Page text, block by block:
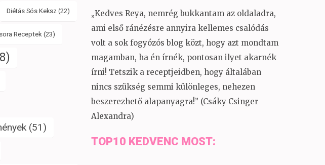
Diétás Sós Keksz (22)
Receptek (23)
(51)
„Kedves Reya, nemrég bukkantam az oldaladra,
ami első ránézésre annyira kellemes csalódás
volt a sok fogyózós blog közt, hogy azt mondtam
magamban, ha én írnék, pontosan ilyet akarnék
írni! Tetszik a receptjeidben, hogy általában
nincs szükség semmi különleges, nehezen
beszerezhető alapanyagra!” (Csáky Csinger
Alexandra)
TOP10 KEDVENC MOST: